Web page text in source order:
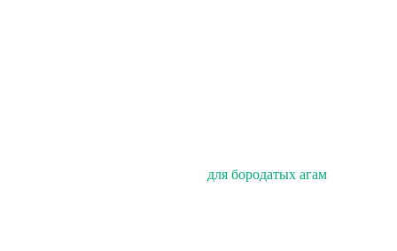
для бородатых агам